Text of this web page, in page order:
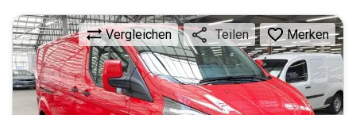
Vergleichen Teilen Merken